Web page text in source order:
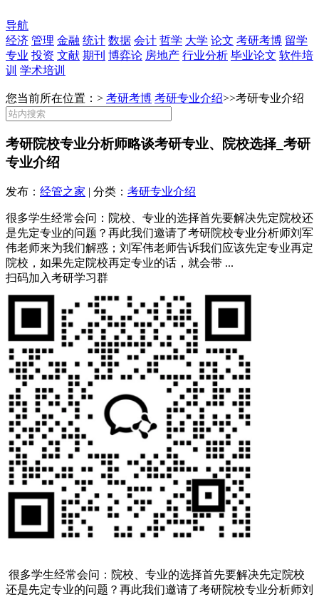
导航
经济 管理 金融 统计 数据 会计 哲学 大学 论文 考研考博 留学
专业 投资 文献 期刊 博弈论 房地产 行业分析 毕业论文 软件培
训 学术培训
您当前所在位置：> 考研考博 考研专业介绍>>考研专业介绍
考研院校专业分析师略谈考研专业、院校选择_考研
专业介绍
发布： 经管之家 | 分类： 考研专业介绍
很多学生经常会问：院校、专业的选择首先要解决先定院校还
是先定专业的问题？再此我们邀请了考研院校专业分析师刘军
伟老师来为我们解惑；刘军伟老师告诉我们应该先定专业再定
院校，如果先定院校再定专业的话，就会带 ...
扫码加入考研学习群
很多学生经常会问：院校、专业的选择首先要解决先定院校
还是先定专业的问题？再此我们邀请了考研院校专业分析师刘